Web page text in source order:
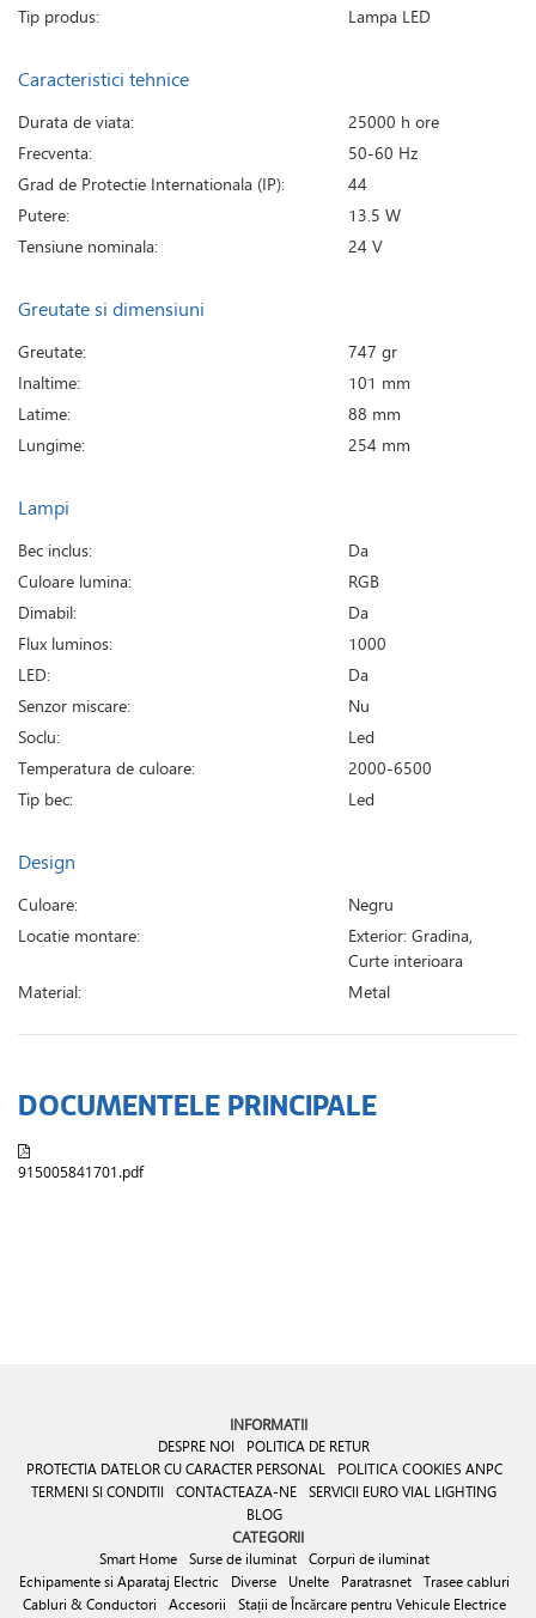
Tip produs: Lampa LED
Caracteristici tehnice
Durata de viata:
25000 h ore
Frecventa:
50-60 Hz
Grad de Protectie Internationala (IP):
44
Putere:
13.5 W
Tensiune nominala:
24 V
Greutate si dimensiuni
Greutate:
747 gr
Inaltime:
101 mm
Latime:
88 mm
Lungime:
254 mm
Lampi
Bec inclus:
Da
Culoare lumina:
RGB
Dimabil:
Da
Flux luminos:
1000
LED:
Da
Senzor miscare:
Nu
Soclu:
Led
Temperatura de culoare:
2000-6500
Tip bec:
Led
Design
Culoare:
Negru
Locatie montare:
Exterior: Gradina,
Curte interioara
Material:
Metal
DOCUMENTELE PRINCIPALE
915005841701.pdf
INFORMATII
DESPRE NOI
POLITICA DE RETUR
PROTECTIA DATELOR CU CARACTER PERSONAL
POLITICA COOKIES ANPC
TERMENI SI CONDITII
CONTACTEAZA-NE SERVICII EURO VIAL LIGHTING
BLOG
CATEGORII
Smart Home Surse de iluminat
Corpuri de iluminat
Echipamente si Aparataj Electric
Diverse Unelte Paratrasnet
Trasee cabluri
Cabluri & Conductori
Accesorii
Stații de Încărcare pentru Vehicule Electrice